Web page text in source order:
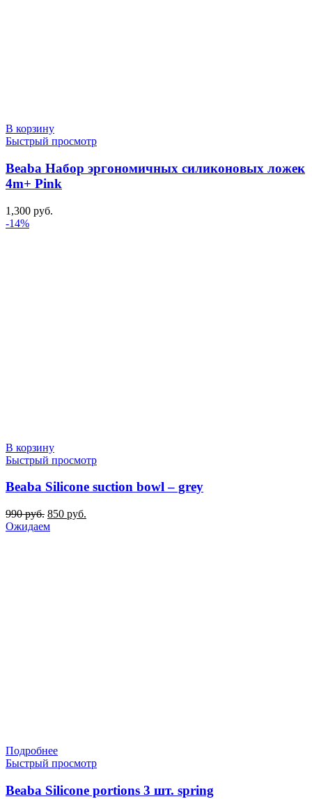
В корзину
Быстрый просмотр
Beaba Набор эргономичных силиконовых ложек
4m+ Pink
1,300 руб.
-14%
В корзину
Быстрый просмотр
Beaba Silicone suction bowl – grey
990руб. Первоначальная
цена
850 руб.
Ожидаем
Подробнее
Быстрый просмотр
Beaba Silicone portions 3 шт. spring